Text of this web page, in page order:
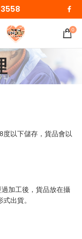
0
以下儲存，貨品會以
加工後，貨品放在攝
出貨。